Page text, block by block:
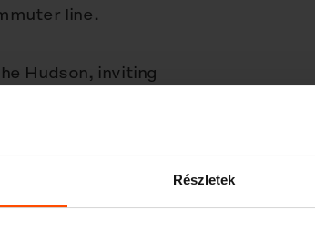
Részletek
line.
Hudson, inviting
north of J. Owen
are strategically
Katyń Memorial,